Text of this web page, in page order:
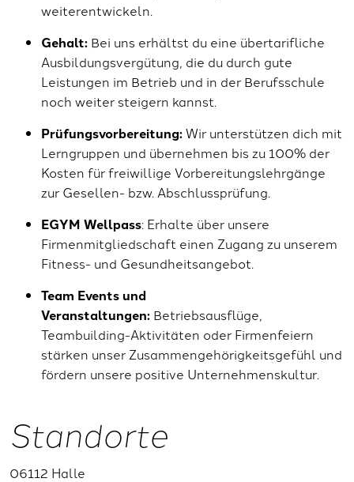
weiterentwickeln.
Gehalt: Bei uns erhältst du eine übertarifliche
Ausbildungsvergütung, die du durch gute
Leistungen im Betrieb und in der Berufsschule
noch weiter steigern kannst.
Prüfungsvorbereitung:Wir unterstützen dich mit
Lerngruppen und übernehmen bis zu 100% der
Kosten für freiwillige Vorbereitungslehrgänge
zur Gesellen- bzw. Abschlussprüfung.
EGYM Wellpass: Erhalte über unsere
Firmenmitgliedschaft einen Zugang zu unserem
Fitness- und Gesundheitsangebot.
Team Events und
Veranstaltungen: Betriebsausflüge,
Teambuilding-Aktivitäten oder Firmenfeiern
stärken unser Zusammengehörigkeitsgefühl und
fördern unsere positive Unternehmenskultur.
Standorte
06112 Halle